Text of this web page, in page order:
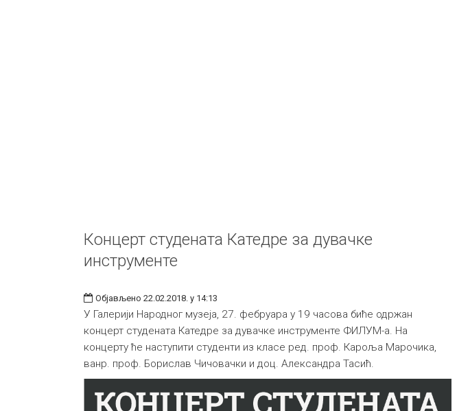
Концерт студената Катедре за дувачке
инструменте
Објављено 22.02.2018. у 14:13
У Галерији Народног музеја, 27. фебруара у 19 часова биће одржан
концерт студената Катедре за дувачке инструменте ФИЛУМ-а. На
концерту ће наступити студенти из класе ред. проф. Кароља Марочика,
ванр. проф. Борислав Чичовачки и доц. Александра Тасић.